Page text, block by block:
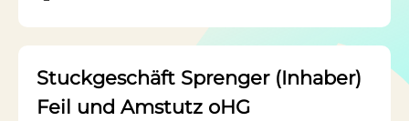
Stuckgeschäft Sprenger (Inhaber)
Feil und Amstutz oHG